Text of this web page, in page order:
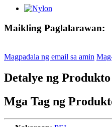
Maikling Paglalarawan:
Magpadala ng email sa amin
Detalye ng Produkto
Mga Tag ng